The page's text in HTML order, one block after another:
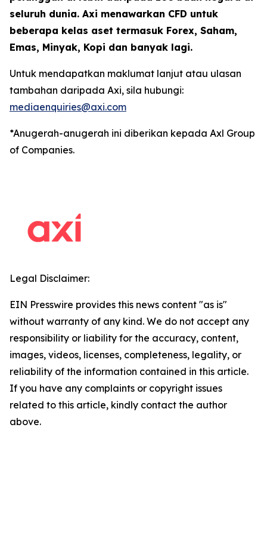
seluruh dunia. Axi menawarkan CFD untuk
beberapa kelas aset termasuk Forex, Saham,
Emas, Minyak, Kopi dan banyak lagi.
Untuk mendapatkan maklumat lanjut atau ulasan
tambahan daripada Axi, sila hubungi:
mediaenquiries@axi.com
*Anugerah-anugerah ini diberikan kepada Axl Group
of Companies.
Legal Disclaimer:
EIN Presswire provides this news content "as is"
without warranty of any kind. We do not accept any
responsibility or liability for the accuracy, content,
images, videos, licenses, completeness, legality, or
reliability of the information contained in this article.
If you have any complaints or copyright issues
related to this article, kindly contact the author
above.